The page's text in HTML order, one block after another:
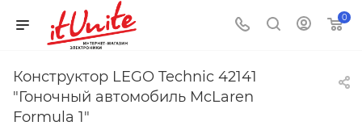
0
Конструктор LEGO Technic 42141
"Гоночный автомобиль McLaren
Formula 1"